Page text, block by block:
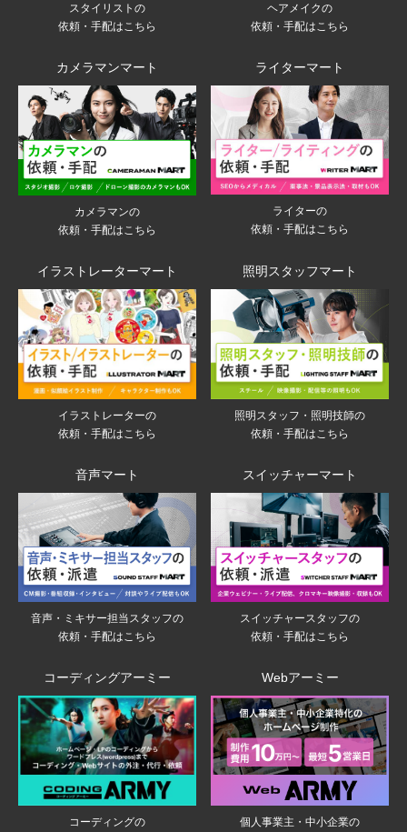
スタイリストの
依頼・手配はこちら
ヘアメイクの
依頼・手配はこちら
カメラマンマート
カメラマンの
依頼・手配はこちら
ライターマート
ライターの
依頼・手配はこちら
イラストレーターマート
イラストレーターの
依頼・手配はこちら
照明スタッフマート
照明スタッフ・照明技師の
依頼・手配はこちら
音声マート
音声・ミキサー担当スタッフの
依頼・手配はこちら
スイッチャーマート
スイッチャースタッフの
依頼・手配はこちら
コーディングアーミー
コーディングの
Webアーミー
個人事業主・中小企業の